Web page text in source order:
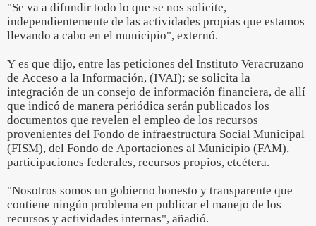
"Se va a difundir todo lo que se nos solicite,
independientemente de las actividades propias que estamos
llevando a cabo en el municipio", externó.
Y es que dijo, entre las peticiones del Instituto Veracruzano
de Acceso a la Información, (IVAI); se solicita la
integración de un consejo de información financiera, de allí
que indicó de manera periódica serán publicados los
documentos que revelen el empleo de los recursos
provenientes del Fondo de infraestructura Social Municipal
(FISM), del Fondo de Aportaciones al Municipio (FAM),
participaciones federales, recursos propios, etcétera.
"Nosotros somos un gobierno honesto y transparente que
contiene ningún problema en publicar el manejo de los
recursos y actividades internas", añadió.